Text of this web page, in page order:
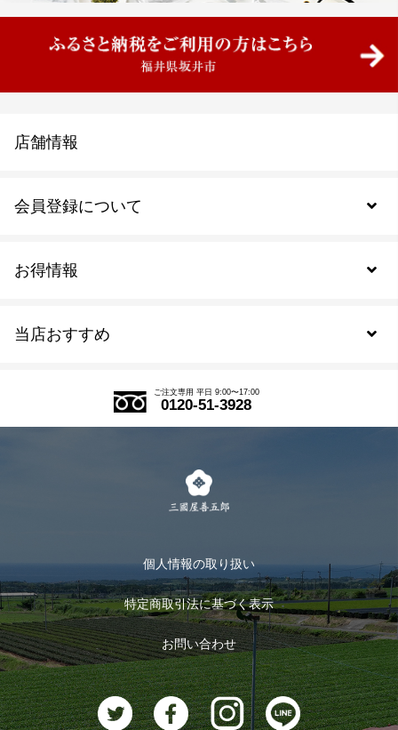
当店おすすめ
式部の香りシリーズ
お茶のギフト
おすすめのお茶
お茶に合うスイーツ
お得情報
会員登録について
会員規約について
ログイン
ログアウト
店舗情報
ご注文専用 平日 9:00〜17:00
0120-51-3928
個人情報の取り扱い
特定商取引法に基づく表示
お問い合わせ